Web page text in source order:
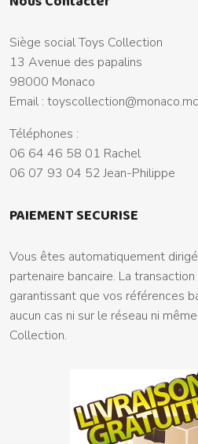
Siège social Toys Collection
13 Avenue des papalins
98000 Monaco
Email : toyscollection@monaco.mc
Téléphones :
06 64 46 58 01 Rachel
06 07 93 04 52 Jean-Philippe
PAIEMENT SECURISE
Vous êtes automatiquement
partenaire bancaire. La
garantissant que vos références
aucun cas ni sur le réseau ni
Collection.